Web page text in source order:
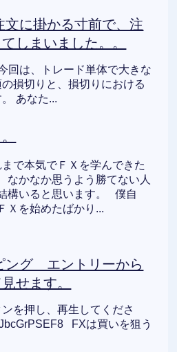
文に掛かる寸前で、注
しまいました。。
回は、トレード単体で大きな
損切りと、損切りにおける
あなた...
まで本気でＦＸを学んできた
なかなか思うよう勝てない人
構いると思います。 僕自
Ｘを始めたばかり...
ング エントリーから
せます。
を押し、再生してくださ
FXは買いを狙う